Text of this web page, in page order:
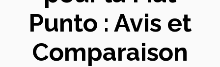
Punto : Avis et
Comparaison